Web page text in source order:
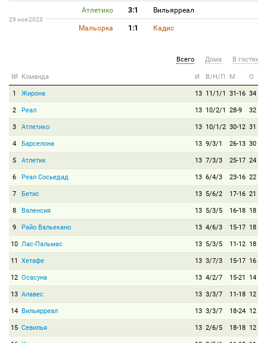
Атлетико 3:1 Вильярреал
29 ноя 2023
Мальорка 1:1 Кадис
Всего Дома В гостях
№ Команда И В/Н/П М О
1 Жирона 13 11/1/1 31-16 34
2 Реал 13 10/2/1 28-9 32
3 Атлетико 13 10/1/2 30-12 31
4 Барселона 13 9/3/1 26-13 30
5 Атлетик 13 7/3/3 25-17 24
6 Реал Сосьедад 13 6/4/3 23-16 22
7 Бетис 13 5/6/2 17-16 21
8 Валенсия 13 5/3/5 16-18 18
9 Райо Вальекано 13 4/6/3 15-17 18
10 Лас-Пальмас 13 5/3/5 11-12 18
11 Хетафе 13 3/7/3 15-17 16
12 Осасуна 13 4/2/7 15-21 14
13 Алавес 13 3/3/7 11-18 12
14 Вильярреал 13 3/3/7 18-24 12
15 Севилья 13 2/6/5 18-18 12